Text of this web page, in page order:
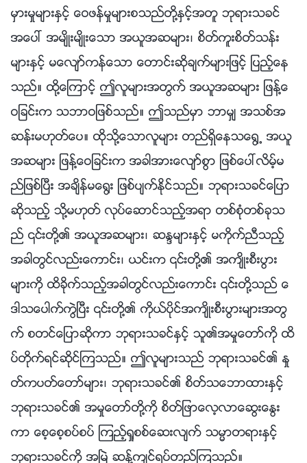
မွားမႈမ်ားႏွင့္ ေဝဖန္မႈမ်ားစသည္တို႔ႏွင့္အတူ ဘုရားသခင္
အေပၚ အမ်ိဳးမ်ိဳးေသာ အယူအဆမ်ား၊ စိတ္ကူးစိတ္သန္း
မ်ားႏွင့္ မေလ်ာ္ကန္ေသာ ေတာင္းဆိုခ်က္မ်ားျဖင့္ ျပည့္ေန
သည္။ ထို႔ေၾကာင့္ ဤလူမ်ားအတြက္ အယူအဆမ်ား ျဖန႔္ေ
ဝျခင္းက သဘာဝျဖစ္သည္။ ဤသည္မွာ ဘာမွ် အသစ္အ
ဆန္းမဟုတ္ေပ။ ထိုသို႔ေသာလူမ်ား တည္ရွိေနသေ႐ြ႕ အယူ
အဆမ်ား ျဖန႔္ေဝျခင္းက အခါအားေလ်ာ္စြာ ျဖစ္ေပၚလိမ့္မ
ည္ျဖစ္ၿပီး အခ်ိန္မေ႐ြး ျဖစ္ပ်က္ႏိုင္သည္။ ဘုရားသခင္ေျပာ
ဆိုသည့္ သို႔မဟုတ္ လုပ္ေဆာင္သည့္အရာ တစ္စုံတစ္ခုသ
ည္ ၎တို႔၏ အယူအဆမ်ား၊ ဆႏၵမ်ားႏွင့္ မကိုက္ညီသည့္
အခါတြင္လည္းေကာင္း၊ ယင္းက ၎တို႔၏ အက်ိဳးစီးပြား
မ်ားကို ထိခိုက္သည့္အခါတြင္လည္းေကာင္း ၎တို႔သည္ ေ
ဒါသေပါက္ကြဲၿပီး ၎တို႔၏ ကိုယ္ပိုင္အက်ိဳးစီးပြားမ်ားအတြ
က္ စတင္ေျပာဆိုကာ ဘုရားသခင္ႏွင့္ သူ၏အမႈေတာ္ကို ထိ
ပ္တိုက္ရင္ဆိုင္ၾကသည္။ ဤလူမ်ားသည္ ဘုရားသခင္၏ ႏႈ
တ္ကပတ္ေတာ္မ်ား၊ ဘုရားသခင္၏ စိတ္သေဘာထားႏွင့္
ဘုရားသခင္၏ အမႈေတာ္တို႔ကို စိတ္ျဖာေလ့လာေဆြးေႏြး
ကာ ေစ့ေစ့စပ္စပ္ ၾကည့္ရႈစစ္ေဆးလ်က္ သမၼာတရားႏွင့္
ဘုရားသခင္ကို အၿမဲ ဆန႔္က်င္ရပ္တည္ၾကသည္။